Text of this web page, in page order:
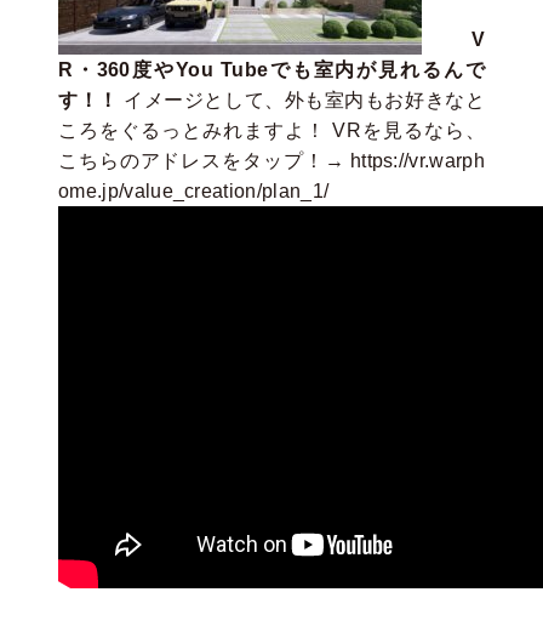
V
R・360度やYou Tubeでも室内が見れるんで
す！！
イメージとして、外も室内もお好きなと
ころをぐるっとみれますよ！ VRを見るなら、
こちらのアドレスをタップ！→ https://vr.warph
ome.jp/value_creation/plan_1/